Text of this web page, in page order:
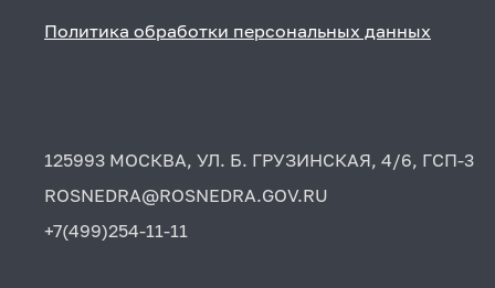
Политика обработки персональных данных
125993 МОСКВА, УЛ. Б. ГРУЗИНСКАЯ, 4/6, ГСП-3
ROSNEDRA@ROSNEDRA.GOV.RU
+7(499)254-11-11